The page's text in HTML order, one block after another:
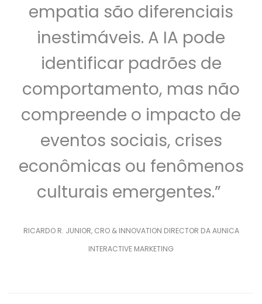
empatia são diferenciais
inestimáveis. A IA pode
identificar padrões de
comportamento, mas não
compreende o impacto de
eventos sociais, crises
econômicas ou fenômenos
culturais emergentes.”
RICARDO R. JUNIOR, CRO & INNOVATION DIRECTOR DA AUNICA
INTERACTIVE MARKETING